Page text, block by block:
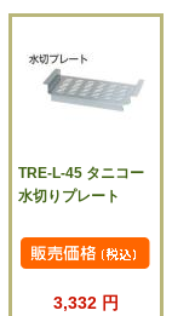
TRE-L-45 タニコー
水切りプレート
3,332 円